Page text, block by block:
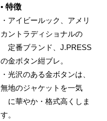
• 特徴
・アイビールック、アメリ
カントラディショナルの
定番ブランド、J.PRESS
の金ボタン紺ブレ‌。
・光沢のある金ボタンは、
無地のジャケットを一気
に華やか・格式高くしま
す。